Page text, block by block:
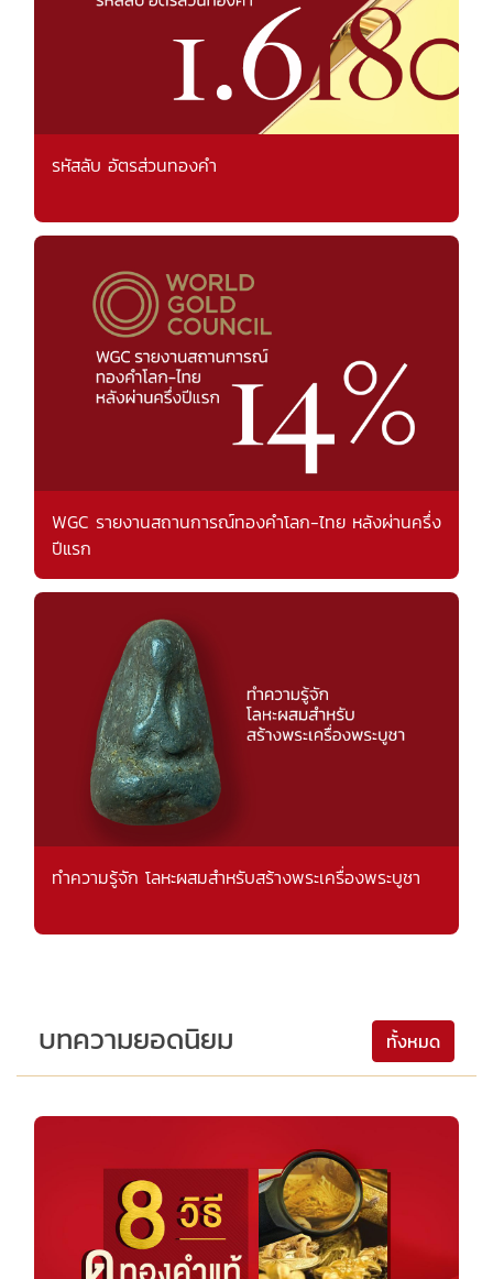
รหัสลับ อัตรส่วนทองคำ
WGC รายงานสถานการณ์ทองคำโลก-ไทย หลังผ่านครึ่ง
ปีแรก
ทำความรู้จัก โลหะผสมสำหรับสร้างพระเครื่องพระบูชา
บทความยอดนิยม ทั้งหมด